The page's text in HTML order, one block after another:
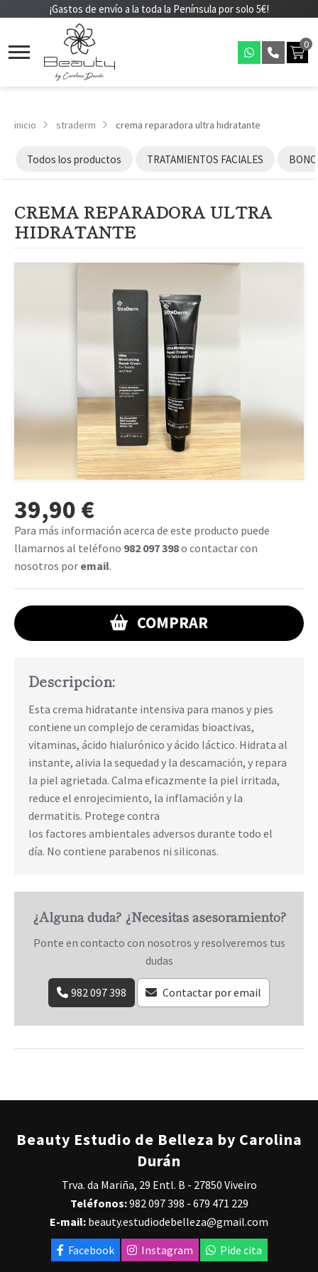
¡Gastos de envío a la toda la Península por solo 5€!
0
inicio straderm crema reparadora ultra hidratante
Todos los productos TRATAMIENTOS FACIALES
CREMA REPARADORA ULTRA
HIDRATANTE
39,90 €
Para más información acerca de este producto puede
llamarnos al teléfono 982 097 398o contactar con
nosotros por email.
COMPRAR
Descripción:
Esta crema hidratante intensiva para manos y pies
contiene un complejo de ceramidas bioactivas,
vitaminas, ácido hialurónico y ácido láctico. Hidrata al
instante, alivia la sequedad y la descamación, y repara
la piel agrietada. Calma eficazmente la piel irritada,
reduce el enrojecimiento, la inflamación y la
dermatitis. Protege contra
los factores ambientales adversos durante todo el
día. No contiene parabenos ni siliconas.
¿Alguna duda? ¿Necesitas asesoramiento?
Ponte en contacto con nosotros y resolveremos tus
dudas
982 097 398 Contactar por email
Beauty Estudio de Belleza by Carolina
Durán
Trva. da Mariña, 29 Entl. B - 27850 Viveiro
Teléfonos:982 097 398 - 679 471 229
E-mail: beauty.estudiodebelleza@gmail.com
Facebook
Instagram Pide cita